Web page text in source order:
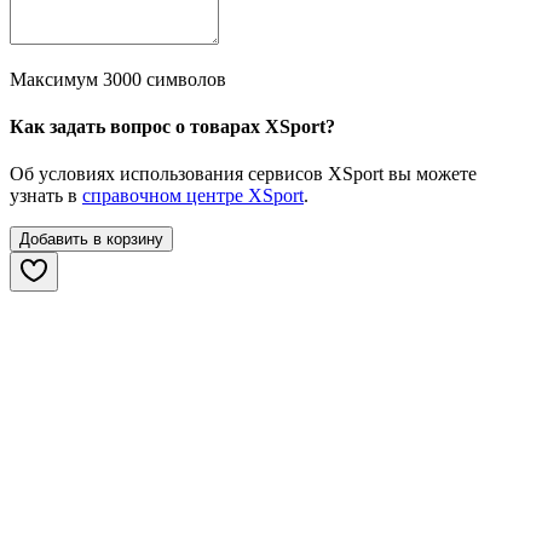
Максимум 3000 символов
Как задать вопрос о товарах XSport?
Об условиях использования сервисов XSport вы можете
узнать в справочном центре XSport.
Добавить в корзину